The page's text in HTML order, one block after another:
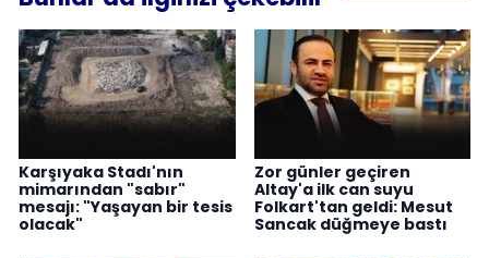
Karşıyaka Stadı'nın
mimarından "sabır"
mesajı: "Yaşayan bir tesis
olacak"
Zor günler geçiren
Altay'a ilk can suyu
Folkart'tan geldi: Mesut
Sancak düğmeye bastı